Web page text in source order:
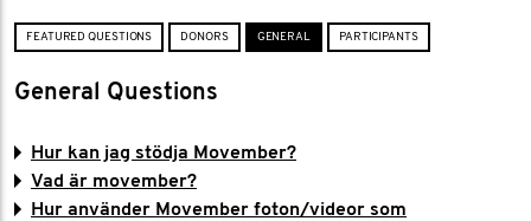
FEATURED QUESTIONS DONORS GENERAL PARTICIPANTS
General Questions
Hur kan jag stödja Movember?
Vad är movember?
Hur använder Movember foton/videor som